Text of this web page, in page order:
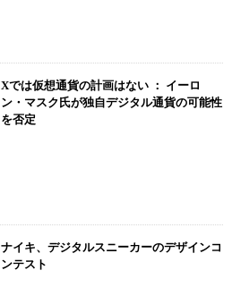
Xでは仮想通貨の計画はない ： イーロ
ン・マスク氏が独自デジタル通貨の可能性
を否定
ナイキ、デジタルスニーカーのデザインコ
ンテスト